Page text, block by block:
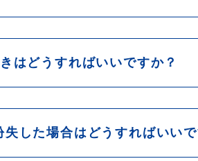
はどうすればいいですか？
した場合はどうすればいい